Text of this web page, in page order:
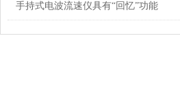
手持式电波流速仪具有“回忆”功能